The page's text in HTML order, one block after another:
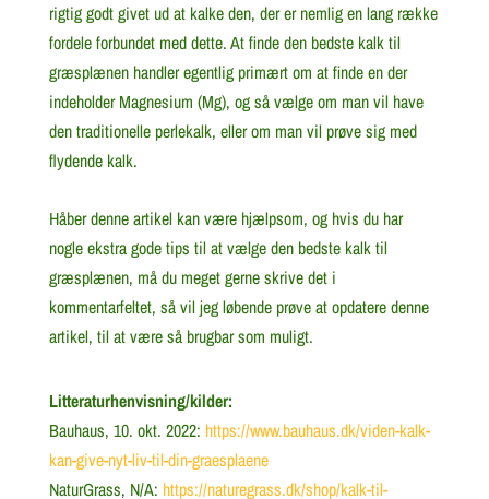
rigtig godt givet ud at kalke den, der er nemlig en lang række
fordele forbundet med dette. At finde den bedste kalk til
græsplænen handler egentlig primært om at finde en der
indeholder Magnesium (Mg), og så vælge om man vil have
den traditionelle perlekalk, eller om man vil prøve sig med
flydende kalk.
Håber denne artikel kan være hjælpsom, og hvis du har
nogle ekstra gode tips til at vælge den bedste kalk til
græsplænen, må du meget gerne skrive det i
kommentarfeltet, så vil jeg løbende prøve at opdatere denne
artikel, til at være så brugbar som muligt.
Litteraturhenvisning/kilder:
Bauhaus, 10. okt. 2022: https://www.bauhaus.dk/viden-kalk-
kan-give-nyt-liv-til-din-graesplaene
NaturGrass, N/A: https://naturegrass.dk/shop/kalk-til-